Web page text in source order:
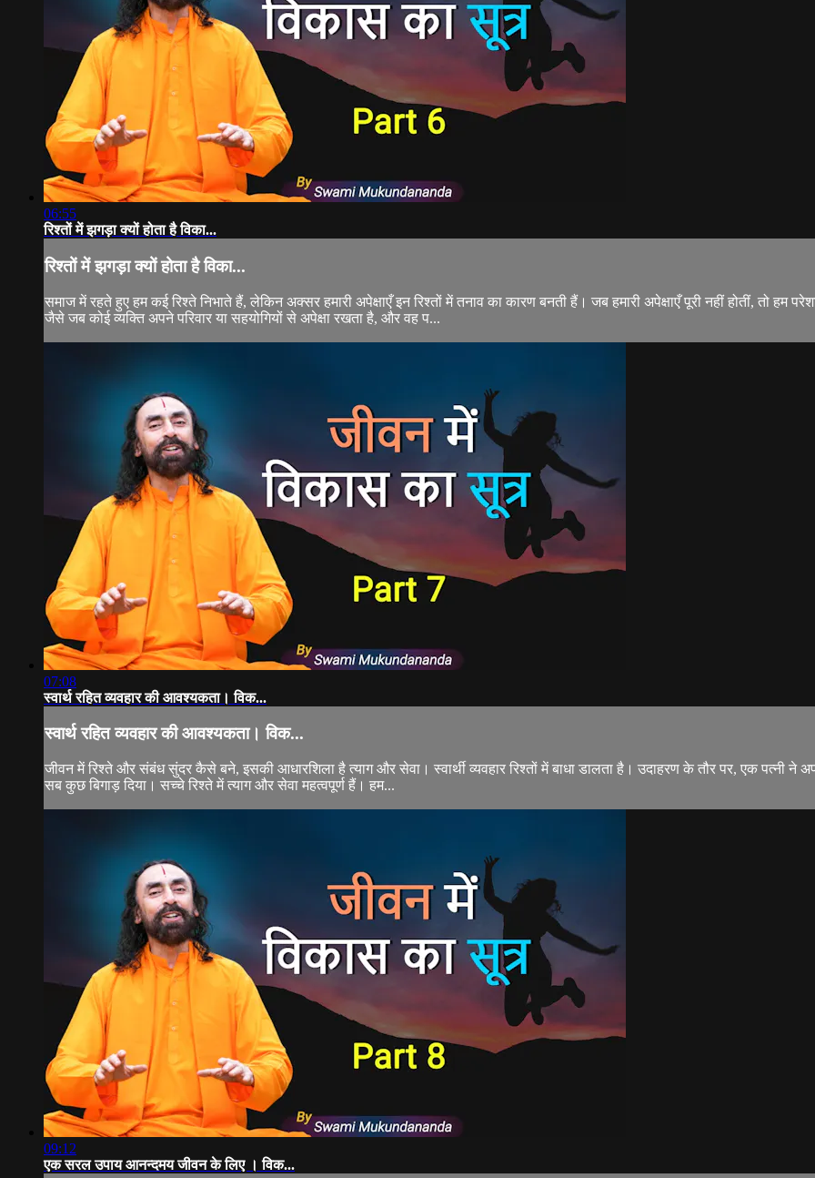
06:55
रिश्तों में झगड़ा क्यों होता है विका...
रिश्तों में झगड़ा क्यों होता है विका...
समाज में रहते हुए हम कई रिश्ते निभाते हैं, लेकिन अक्सर हमारी अपेक्षाएँ इन रिश्तों में तनाव का कारण बनती हैं। जब हमारी अपेक्षाएँ पूरी नहीं होतीं, तो हम
जैसे जब कोई व्यक्ति अपने परिवार या सहयोगियों से अपेक्षा रखता है, और वह प...
07:08
स्वार्थ रहित व्यवहार की आवश्यकता। विक...
स्वार्थ रहित व्यवहार की आवश्यकता। विक...
जीवन में रिश्ते और संबंध सुंदर कैसे बने, इसकी आधारशिला है त्याग और सेवा। स्वार्थी व्यवहार रिश्तों में बाधा डालता है। उदाहरण के तौर पर, एक पत्नी ने
सब कुछ बिगाड़ दिया। सच्चे रिश्ते में त्याग और सेवा महत्वपूर्ण हैं। हम...
09:12
एक सरल उपाय आनन्दमय जीवन के लिए । विक...